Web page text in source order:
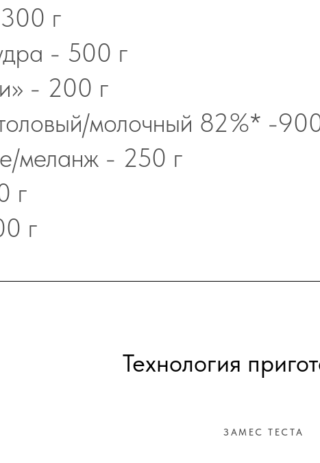
г
- 500 г
- 200 г
молочный 82%* -
меланж - 250 г
г
г
Технология
ЗАМЕС ТЕСТА